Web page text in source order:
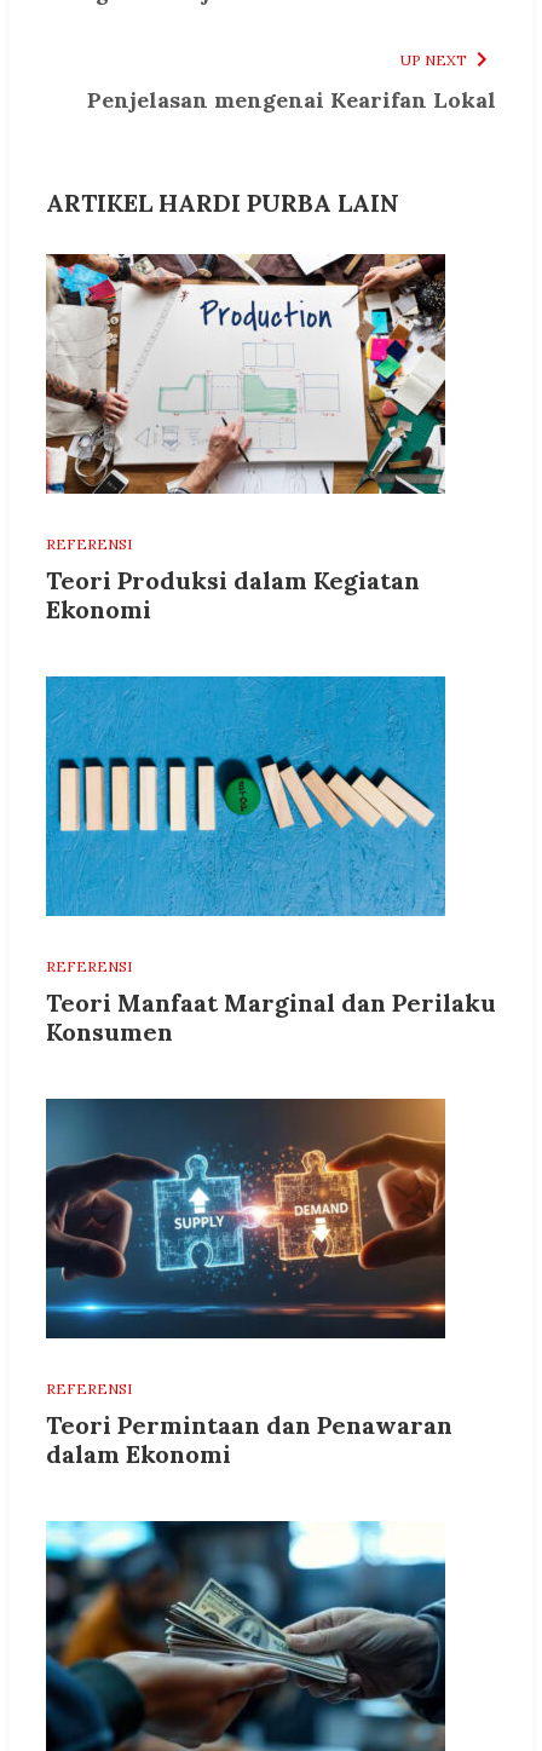
UP NEXT
Penjelasan mengenai Kearifan Lokal
ARTIKEL HARDI PURBA LAIN
REFERENSI
Teori Produksi dalam Kegiatan
Ekonomi
REFERENSI
Teori Manfaat Marginal dan Perilaku
Konsumen
REFERENSI
Teori Permintaan dan Penawaran
dalam Ekonomi